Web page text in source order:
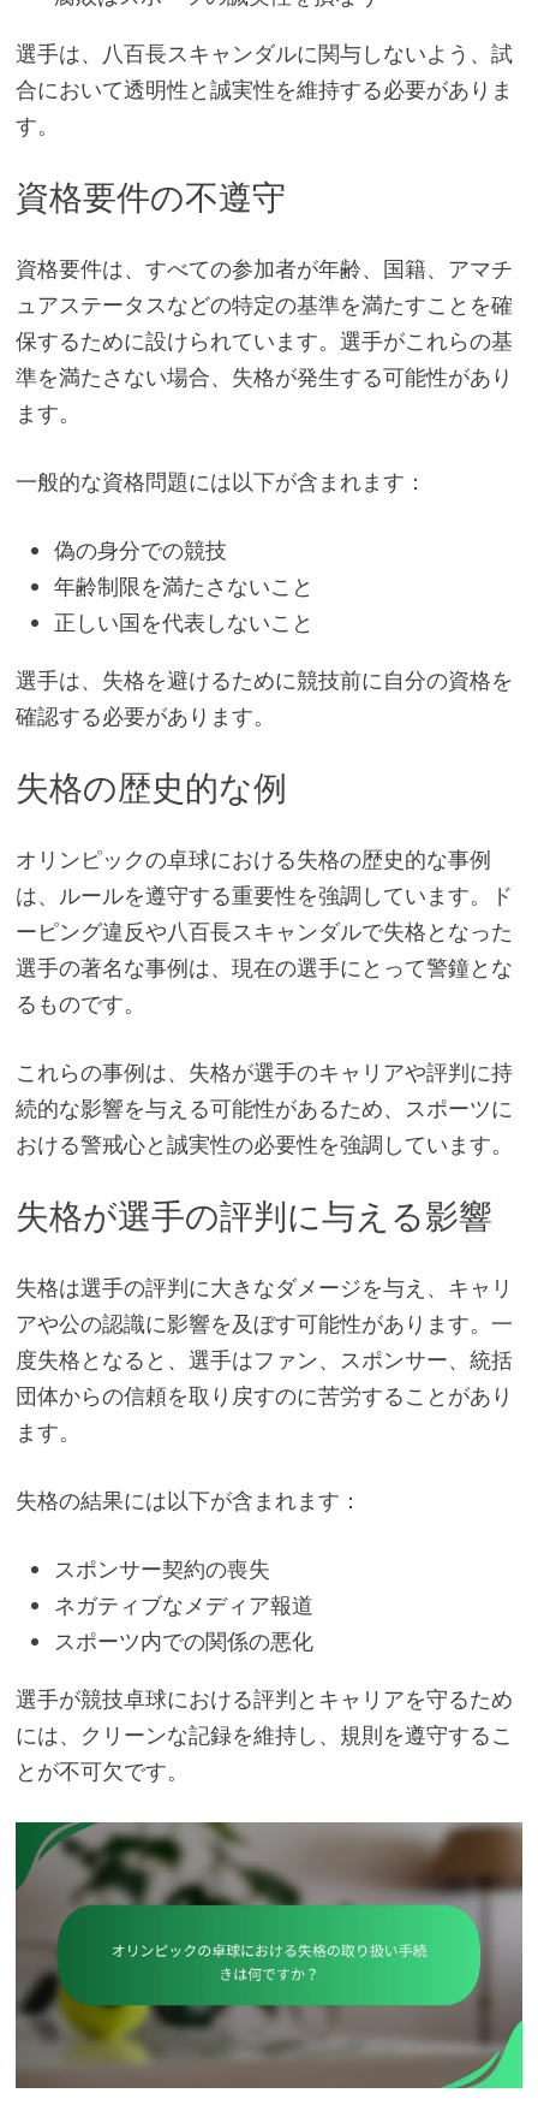
選手は、八百長スキャンダルに関与しないよう、試
合において透明性と誠実性を維持する必要がありま
す。
資格要件の不遵守
資格要件は、すべての参加者が年齢、国籍、アマチ
ュアステータスなどの特定の基準を満たすことを確
保するために設けられています。選手がこれらの基
準を満たさない場合、失格が発生する可能性があり
ます。
一般的な資格問題には以下が含まれます：
偽の身分での競技
年齢制限を満たさないこと
正しい国を代表しないこと
選手は、失格を避けるために競技前に自分の資格を
確認する必要があります。
失格の歴史的な例
オリンピックの卓球における失格の歴史的な事例
は、ルールを遵守する重要性を強調しています。ド
ーピング違反や八百長スキャンダルで失格となった
選手の著名な事例は、現在の選手にとって警鐘とな
るものです。
これらの事例は、失格が選手のキャリアや評判に持
続的な影響を与える可能性があるため、スポーツに
おける警戒心と誠実性の必要性を強調しています。
失格が選手の評判に与える影響
失格は選手の評判に大きなダメージを与え、キャリ
アや公の認識に影響を及ぼす可能性があります。一
度失格となると、選手はファン、スポンサー、統括
団体からの信頼を取り戻すのに苦労することがあり
ます。
失格の結果には以下が含まれます：
スポンサー契約の喪失
ネガティブなメディア報道
スポーツ内での関係の悪化
選手が競技卓球における評判とキャリアを守るため
には、クリーンな記録を維持し、規則を遵守するこ
とが不可欠です。